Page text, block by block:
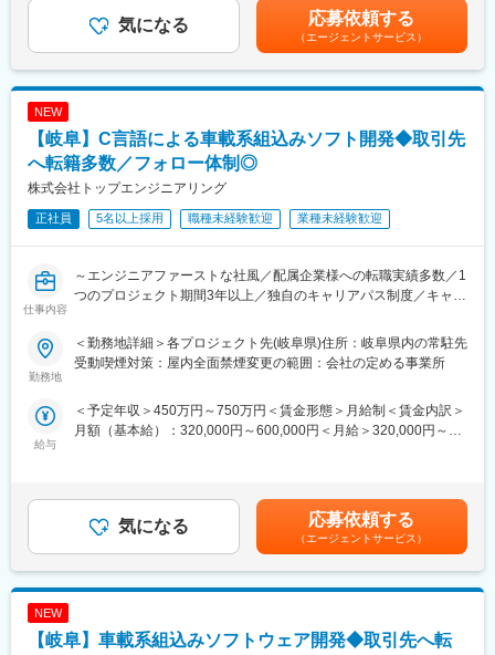
・製品自動搬送装置の組込み開発
・NC内蔵PLCアプリケーション開発
・PLC制御設計
・車載ECU向けのリプロ、ダイアグ機能開発
・MATLAB/Simulinkモデルを用いた制御開発
【開発ツール例】
・C言語
・C++
・C＃
・MATLAB/Simulink
・CANoe
・Java
・Javascript
・Python
・オシロスコープ など
会社の成り立ちから、最先端の機械設計の案件も多く寄せられ、
将来性とやりがいを感じられる仕事に携わることができます。
5年程度の長期案件が多く社員指導・技術研修等マネジメント経験
も積む事が可能です。
当社では一人ひとりに専属の管理担当がつき、キャリア形成を支
援します。
でも目安の金額であり、選考を通じて上下する可能性がありま
す。月給(月額)は固定手当を含めた表記です。
気になる 応募依頼する
（エージェントサービス）
NEW
【岐阜】C言語による車載系組込みソフト開発◆取引先
へ転籍多数／フォロー体制◎
株式会社トップエンジニアリング
正社員 5名以上採用 職種未経験歓迎 業種未経験歓迎
仕事内容
～エンジニアファーストな社風／配属企業様への転職実績多数／1
つのプロジェクト期間3年以上／独自のキャリアパス制度／キャリ
■業務概要
・車載ソフト開発
いずれかの業務をご担当いただきます。
【プロジェクト例】
・製品自動搬送装置の組込み開発
・NC内蔵PLCアプリケーション開発
・PLC制御設計
・車載ECU向けのリプロ、ダイアグ機能開発
※開発～テストまで多数有り
勤務地
＜勤務地詳細＞各プロジェクト先(岐阜県)住所：岐阜県内の常駐先
受動喫煙対策：屋内全面禁煙変更の範囲：会社の定める事業所
給与
＜予定年収＞450万円～750万円＜賃金形態＞月給制＜賃金内訳＞
月額（基本給）：320,000円～600,000円＜月給＞320,000円～
でも目安の金額であり、選考を通じて上下する可能性がありま
す。月給(月額)は固定手当を含めた表記です。
気になる 応募依頼する
（エージェントサービス）
NEW
【岐阜】車載系組込みソフトウェア開発◆取引先へ転